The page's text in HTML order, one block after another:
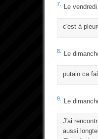
7. Le
c'est à
8. Le
putain ca
9. Le
J'ai
aussi